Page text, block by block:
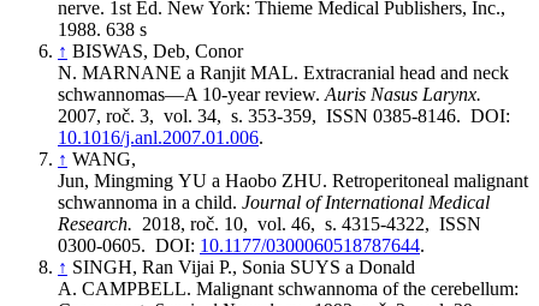
nerve. 1st Ed. New York: Thieme Medical Publishers, Inc.,
1988. 638 s
↑ BISWAS, Deb, Conor
N. MARNANE a Ranjit MAL. Extracranial head and neck
schwannomas—A 10-year review.Auris Nasus Larynx.
2007, roč. 3, vol. 34, s. 353-359, ISSN 0385-8146. DOI:
10.1016/j.anl.2007.01.006.
↑ WANG,
Jun, Mingming YU a Haobo ZHU. Retroperitoneal malignant
schwannoma in a child. Journal of International Medical
Research. 2018, roč. 10, vol. 46, s. 4315-4322, ISSN
0300-0605. DOI: 10.1177/0300060518787644.
↑ SINGH, Ran Vijai P., Sonia SUYS a Donald
A. CAMPBELL. Malignant schwannoma of the cerebellum: